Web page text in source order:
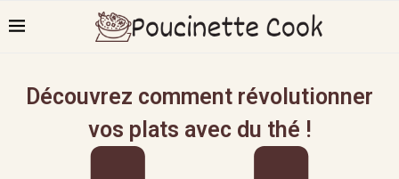
Découvrez comment révolutionner
vos plats avec du thé !